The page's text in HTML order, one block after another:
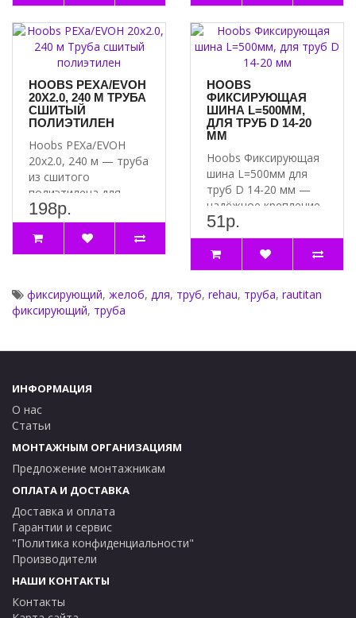
HOOBS PEXA/EVOH
20Х2.0, 240 М ТРУБА
СШИТЫЙ
ПОЛИЭТИЛЕН
Hoobs PEXa/EVOH
20х2.0, 240 м — труба
из сшитого
полиэтилена для
надёжной системы
водоснабжени..
198р.
HOOBS
ФИКСИРУЮЩАЯ
ШИНА L=500ММ,
ДЛЯ ТРУБ D 14-20
ММ
Hoobs Фиксирующая
шина L=500мм для
труб D 14-20 мм —
надёжное крепление
для вашей системы..
51р.
фиксирующий, желоб, для, труб, rehau, труба, rautitan
фиксирующий, труба
ИНФОРМАЦИЯ
О нас
Статьи
МОНТАЖНЫМ ОРГАНИЗАЦИЯМ
Предложение монтажникам
ОПЛАТА И ДОСТАВКА
Доставка и оплата
Гарантии и сервис
"Политика конфиденциальности"
Производители
НАШИ КОНТАКТЫ
Контакты